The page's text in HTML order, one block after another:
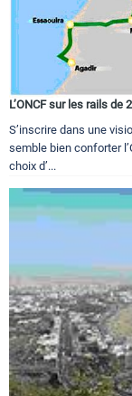
L’ONCF sur les rails de
S’inscrire dans une
semble bien conforter
choix d’...